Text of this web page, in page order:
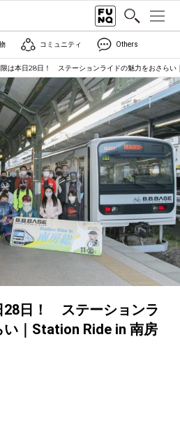
コミュニティ Others
限は本日28日！ ステーションライドの魅力をおさら
28日！ ステーションラ
い｜Station Ride in 南房